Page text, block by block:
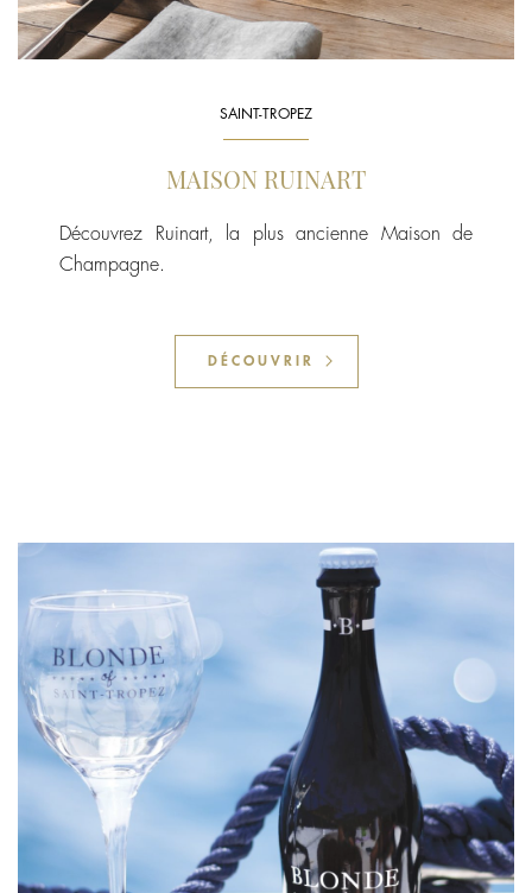
SAINT-TROPEZ
MAISON RUINART
Découvrez Ruinart, la plus ancienne Maison de
Champagne.
DÉCOUVRIR